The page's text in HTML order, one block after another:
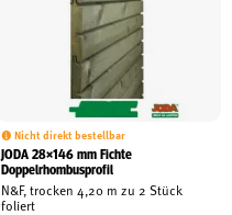
Nicht direkt bestellbar
JODA 28×146 mm Fichte
Doppelrhombusprofil
N&F, trocken 4,20 m zu 2 Stück
foliert